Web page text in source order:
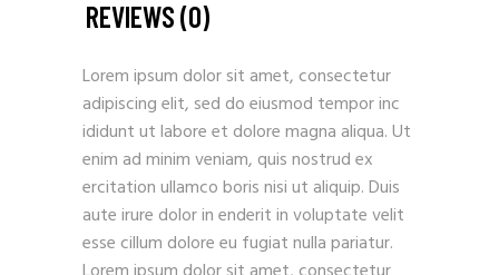
REVIEWS (0)
Lorem ipsum dolor sit amet, consectetur
adipiscing elit, sed do eiusmod tempor inc
ididunt ut labore et dolore magna aliqua. Ut
enim ad minim veniam, quis nostrud ex
ercitation ullamco boris nisi ut aliquip. Duis
aute irure dolor in enderit in voluptate velit
esse cillum dolore eu fugiat nulla pariatur.